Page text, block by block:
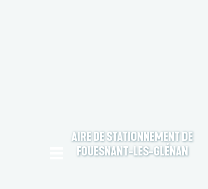
AIRE DE STATIONNEMENT DE
FOUESNANT-LES-GLÉNAN